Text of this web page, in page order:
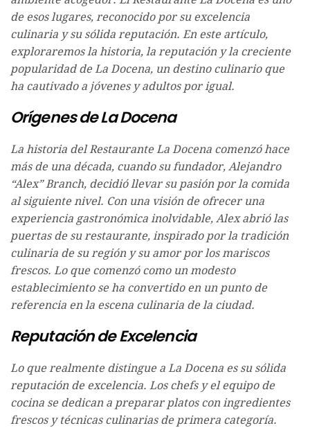
de esos lugares, reconocido por su excelencia
culinaria y su sólida reputación. En este artículo,
exploraremos la historia, la reputación y la creciente
popularidad de La Docena, un destino culinario que
ha cautivado a jóvenes y adultos por igual.
Orígenes de La Docena
La historia del Restaurante La Docena comenzó hace
más de una década, cuando su fundador, Alejandro
“Alex” Branch, decidió llevar su pasión por la comida
al siguiente nivel. Con una visión de ofrecer una
experiencia gastronómica inolvidable, Alex abrió las
puertas de su restaurante, inspirado por la tradición
culinaria de su región y su amor por los mariscos
frescos. Lo que comenzó como un modesto
establecimiento se ha convertido en un punto de
referencia en la escena culinaria de la ciudad.
Reputación de Excelencia
Lo que realmente distingue a La Docena es su sólida
reputación de excelencia. Los chefs y el equipo de
cocina se dedican a preparar platos con ingredientes
frescos y técnicas culinarias de primera categoría.